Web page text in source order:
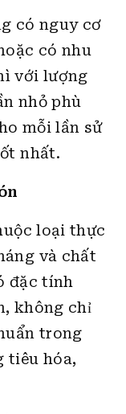
có nguy cơ
có nhu
với lượng
nhỏ phù
mỗi lần sử
nhất.
loại thực
và chất
đặc tính
không chỉ
trong
tiêu hóa,